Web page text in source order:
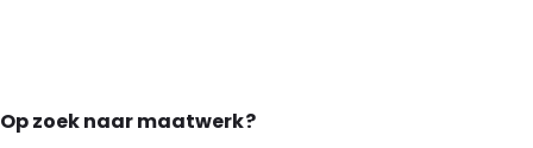
Op zoek naar maatwerk?